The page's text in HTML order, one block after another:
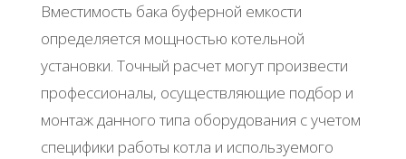
Вместимость бака буферной емкости
определяется мощностью котельной
установки. Точный расчет могут произвести
профессионалы, осуществляющие подбор и
монтаж данного типа оборудования с учетом
специфики работы котла и используемого